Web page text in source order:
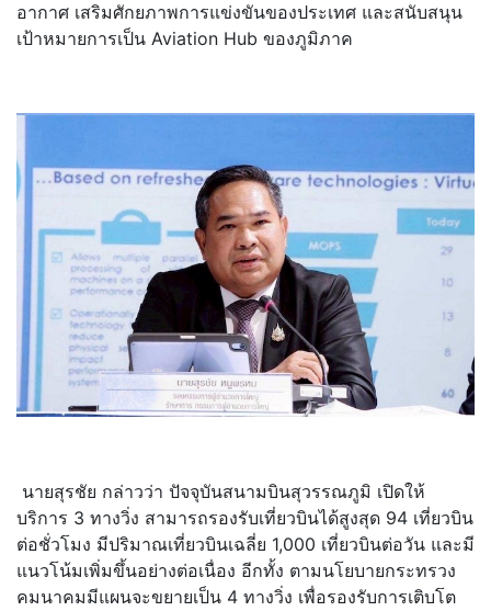
อากาศ เสริมศักยภาพการแข่งขันของประเทศ และสนับสนุน
เป้าหมายการเป็น Aviation Hub ของภูมิภาค
นายสุรชัย กล่าวว่า ปัจจุบันสนามบินสุวรรณภูมิ เปิดให้
บริการ 3 ทางวิ่ง สามารถรองรับเที่ยวบินได้สูงสุด 94 เที่ยวบิน
ต่อชั่วโมง มีปริมาณเที่ยวบินเฉลี่ย 1,000 เที่ยวบินต่อวัน และมี
แนวโน้มเพิ่มขึ้นอย่างต่อเนื่อง อีกทั้ง ตามนโยบายกระทรวง
คมนาคมมีแผนจะขยายเป็น 4 ทางวิ่ง เพื่อรองรับการเติบโต